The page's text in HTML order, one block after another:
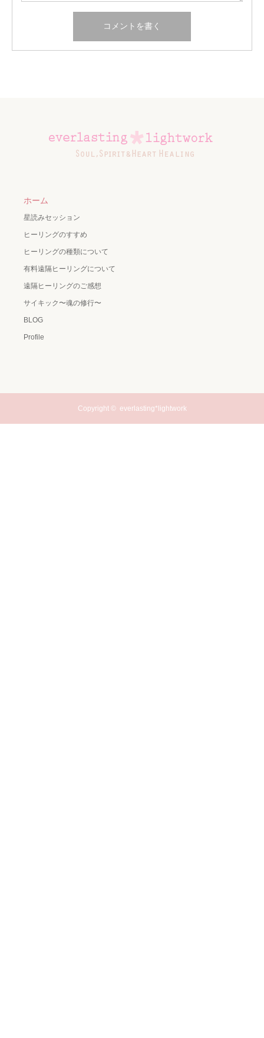
ホーム
星読みセッション
ヒーリングのすすめ
ヒーリングの種類について
有料遠隔ヒーリングについて
遠隔ヒーリングのご感想
サイキック〜魂の修行〜
BLOG
Profile
Copyright © everlasting*lightwork